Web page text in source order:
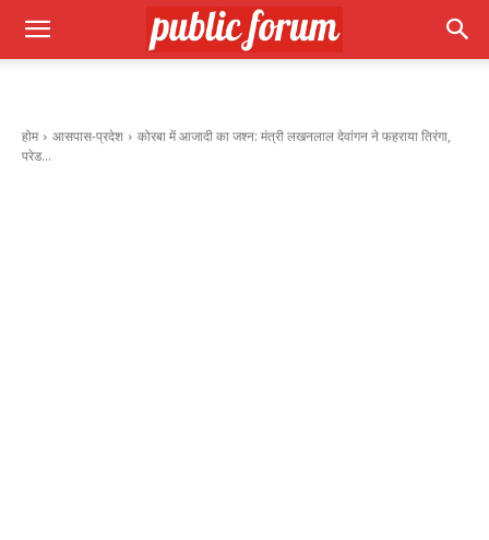
होम आसपास-प्रदेश
कोरबा में आजादी का जश्न: मंत्री लखनलाल देवांगन ने फहराया तिरंगा,
परेड...